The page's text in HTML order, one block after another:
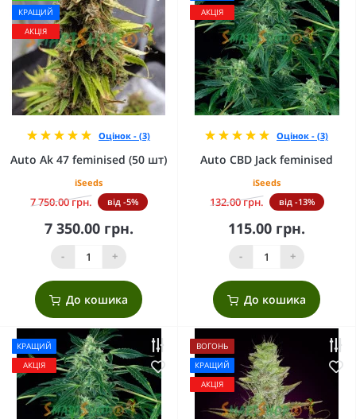
КРАЩИЙ
АКЦІЯ
Оцінок - (3)
Auto Ak 47 feminised (50 шт)
iSeeds
7 750.00 грн. від -5%
7 350.00 грн.
- +
До кошика
АКЦІЯ
Оцінок - (3)
Auto CBD Jack feminised
iSeeds
132.00 грн. від -13%
115.00 грн.
- +
До кошика
КРАЩИЙ
АКЦІЯ
ВОГОНЬ
КРАЩИЙ
АКЦІЯ